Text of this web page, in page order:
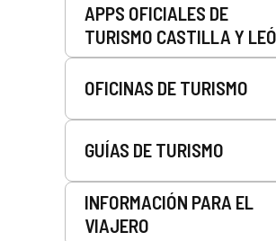
APPS OFICIALES DE
TURISMO CASTILLA Y
OFICINAS DE TURISMO
GUÍAS DE TURISMO
INFORMACIÓN PARA EL
VIAJERO